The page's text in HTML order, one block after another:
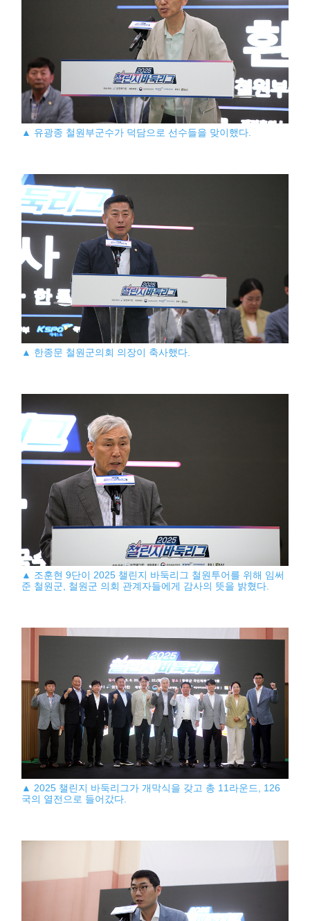
▲ 유광종 철원부군수가 덕담으로 선수들을 맞이했다.
▲ 한종문 철원군의회 의장이 축사했다.
▲ 조훈현 9단이 2025 챌린지 바둑리그 철원투어를 위해 임써
준 철원군, 철원군 의회 관계자들에게 감사의 뜻을 밝혔다.
▲ 2025 챌린지 바둑리그가 개막식을 갖고 총 11라운드, 126
국의 열전으로 들어갔다.